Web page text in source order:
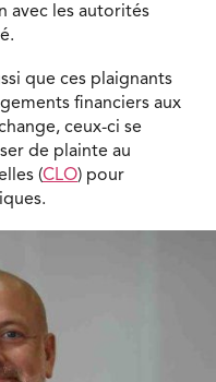
avec les autorités
que ces plaignants
financiers aux
ceux-ci se
de plainte au
(CLO) pour